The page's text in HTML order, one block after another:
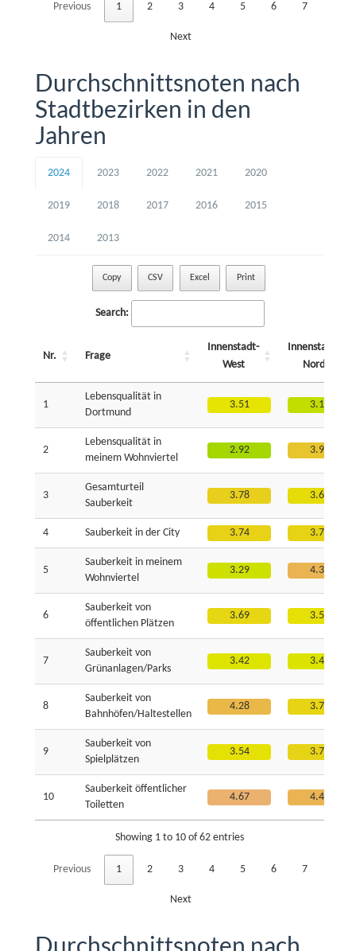
Previous 1 2 3 4 5 6 7
Next
Durchschnittsnoten nach
Stadtbezirken in den
Jahren
2024 2023 2022 2021 2020
2019 2018 2017 2016 2015
2014 2013
Copy CSV Excel Print
Search:
Nr. Frage
Innenstadt-
West
Innenstadt-
Nord
1
Lebensqualität in
Dortmund
3.51 3.18
2
Lebensqualität in
meinem Wohnviertel
2.92 3.98
3
Gesamturteil
Sauberkeit
3.78 3.60
4 Sauberkeit in der City 3.74 3.73
5
Sauberkeit in meinem
Wohnviertel
3.29 4.38
6
Sauberkeit von
öffentlichen Plätzen
3.69 3.56
7
Sauberkeit von
Grünanlagen/Parks
3.42 3.40
8
Sauberkeit von
Bahnhöfen/Haltestellen
4.28 3.71
9
Sauberkeit von
Spielplätzen
3.54 3.73
10
Sauberkeit öffentlicher
Toiletten
4.67 4.40
Showing 1 to 10 of 62 entries
Previous 1 2 3 4 5 6 7
Next
Durchschnittsnoten nach